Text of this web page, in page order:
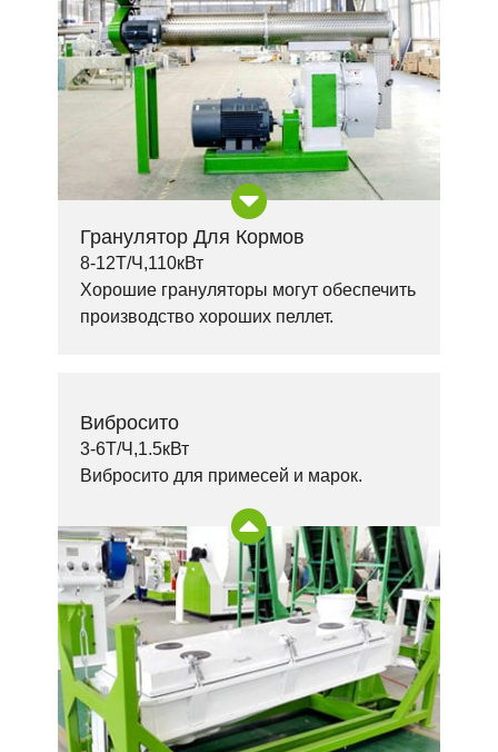
Гранулятор Для Кормов
8-12Т/Ч,110кВт
Хорошие грануляторы могут обеспечить
производство хороших пеллет.
Вибросито
3-6Т/Ч,1.5кВт
Вибросито для примесей и марок.